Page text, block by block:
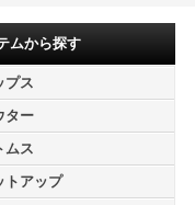
ムから探す
プス
ター
ムス
トアップ